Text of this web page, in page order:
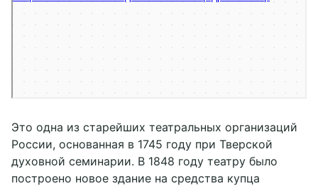
Театр в Твери
Это одна из старейших театральных организаций
России, основанная в 1745 году при Тверской
духовной семинарии. В 1848 году театру было
построено новое здание на средства купца